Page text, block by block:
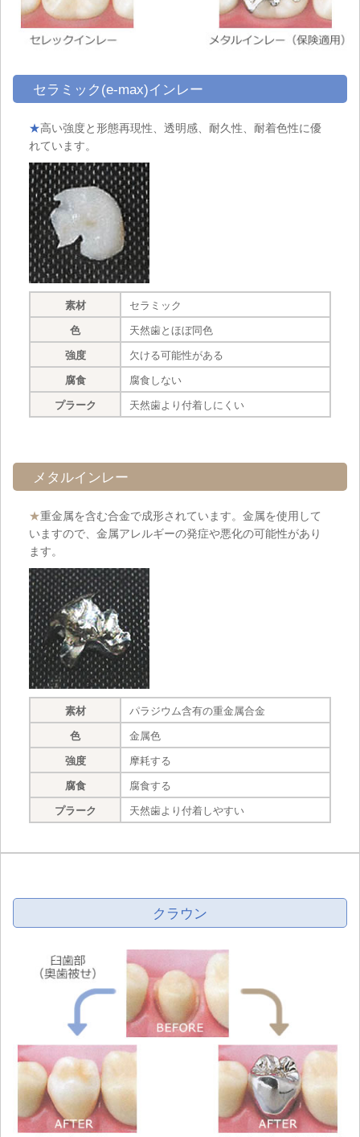
セラミック(e-max)インレー
★高い強度と形態再現性、透明感、耐久性、耐着色性に優
れています。
素材 セラミック
色 天然歯とほぼ同色
強度 欠ける可能性がある
腐食 腐食しない
プラーク 天然歯より付着しにくい
メタルインレー
★重金属を含む合金で成形されています。金属を使用して
いますので、金属アレルギーの発症や悪化の可能性があり
ます。
素材 パラジウム含有の重金属合金
色 金属色
強度 摩耗する
腐食 腐食する
プラーク 天然歯より付着しやすい
クラウン